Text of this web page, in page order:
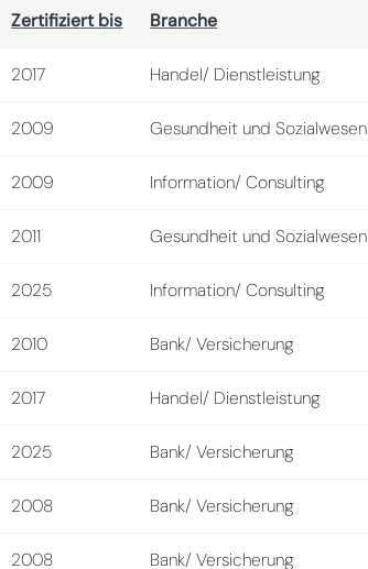
Zertifiziert bis Branche
2017 Handel/ Dienstleistung
2009 Gesundheit und Sozialwesen
2009 Information/ Consulting
2011 Gesundheit und Sozialwesen
2025 Information/ Consulting
2010 Bank/ Versicherung
2017 Handel/ Dienstleistung
2025 Bank/ Versicherung
2008 Bank/ Versicherung
2008 Bank/ Versicherung